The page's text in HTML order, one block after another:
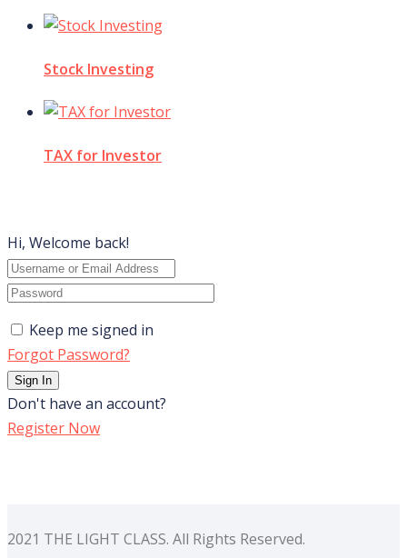
Stock Investing
TAX for Investor
Hi, Welcome back!
Keep me signed in
Forgot Password?
Sign In
Don't have an account?
Register Now
2021 THE LIGHT CLASS. All Rights Reserved.